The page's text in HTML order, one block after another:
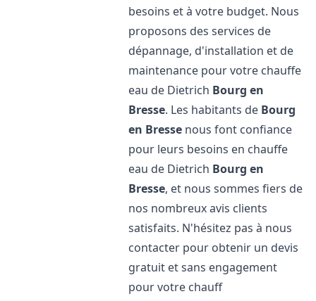
besoins et à votre budget. Nous
proposons des services de
dépannage, d'installation et de
maintenance pour votre chauffe
eau de Dietrich Bourg en
Bresse. Les habitants de Bourg
en Bresse nous font confiance
pour leurs besoins en chauffe
eau de Dietrich Bourg en
Bresse, et nous sommes fiers de
nos nombreux avis clients
satisfaits. N'hésitez pas à nous
contacter pour obtenir un devis
gratuit et sans engagement
pour votre chauff